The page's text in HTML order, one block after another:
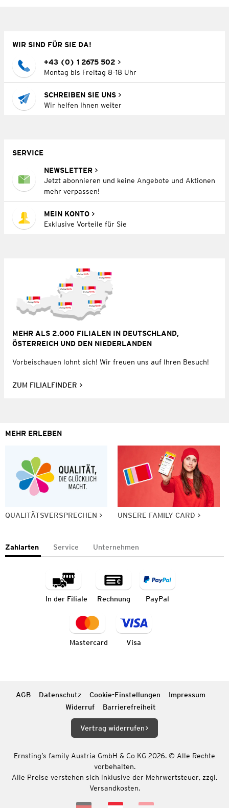
WIR SIND FÜR SIE DA!
+43 (0) 1 2675 502
Montag bis Freitag 8–18 Uhr
SCHREIBEN SIE UNS
Wir helfen Ihnen weiter
SERVICE
NEWSLETTER
Jetzt abonnieren und keine Angebote und Aktionen
mehr verpassen!
MEIN KONTO
Exklusive Vorteile für Sie
MEHR ALS 2.000 FILIALEN IN DEUTSCHLAND,
ÖSTERREICH UND DEN NIEDERLANDEN
Vorbeischauen lohnt sich! Wir freuen uns auf Ihren Besuch!
ZUM FILIALFINDER
MEHR ERLEBEN
QUALITÄTSVERSPRECHEN UNSERE FAMILY CARD
Zahlarten Service Unternehmen
In der Filiale Rechnung PayPal
Mastercard Visa
AGB Datenschutz Cookie-Einstellungen
Impressum
Widerruf
Barrierefreiheit
Vertrag widerrufen
Ernsting’s family Austria GmbH & Co KG 2026. © Alle Rechte
vorbehalten.
Alle Preise verstehen sich inklusive der Mehrwertsteuer, zzgl.
Versandkosten.